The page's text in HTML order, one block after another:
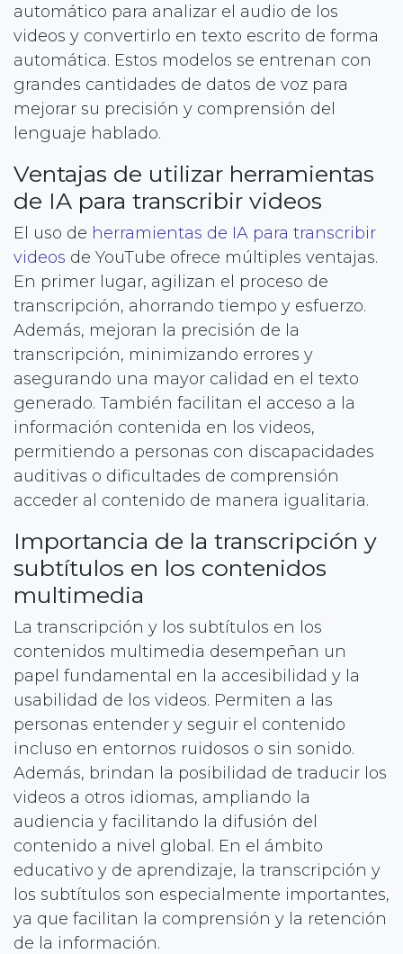
automático para analizar el audio de los
videos y convertirlo en texto escrito de forma
automática. Estos modelos se entrenan con
grandes cantidades de datos de voz para
mejorar su precisión y comprensión del
lenguaje hablado.
Ventajas de utilizar herramientas
de IA para transcribir videos
El uso de herramientas de IA para transcribir
videos de YouTube ofrece múltiples ventajas.
En primer lugar, agilizan el proceso de
transcripción, ahorrando tiempo y esfuerzo.
Además, mejoran la precisión de la
transcripción, minimizando errores y
asegurando una mayor calidad en el texto
generado. También facilitan el acceso a la
información contenida en los videos,
permitiendo a personas con discapacidades
auditivas o dificultades de comprensión
acceder al contenido de manera igualitaria.
Importancia de la transcripción y
subtítulos en los contenidos
multimedia
La transcripción y los subtítulos en los
contenidos multimedia desempeñan un
papel fundamental en la accesibilidad y la
usabilidad de los videos. Permiten a las
personas entender y seguir el contenido
incluso en entornos ruidosos o sin sonido.
Además, brindan la posibilidad de traducir los
videos a otros idiomas, ampliando la
audiencia y facilitando la difusión del
contenido a nivel global. En el ámbito
educativo y de aprendizaje, la transcripción y
los subtítulos son especialmente importantes,
ya que facilitan la comprensión y la retención
de la información.